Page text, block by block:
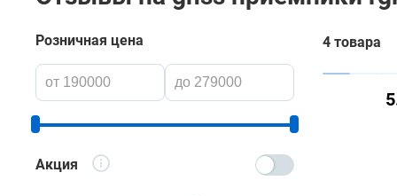
Розничная цена
Акция
4 товара